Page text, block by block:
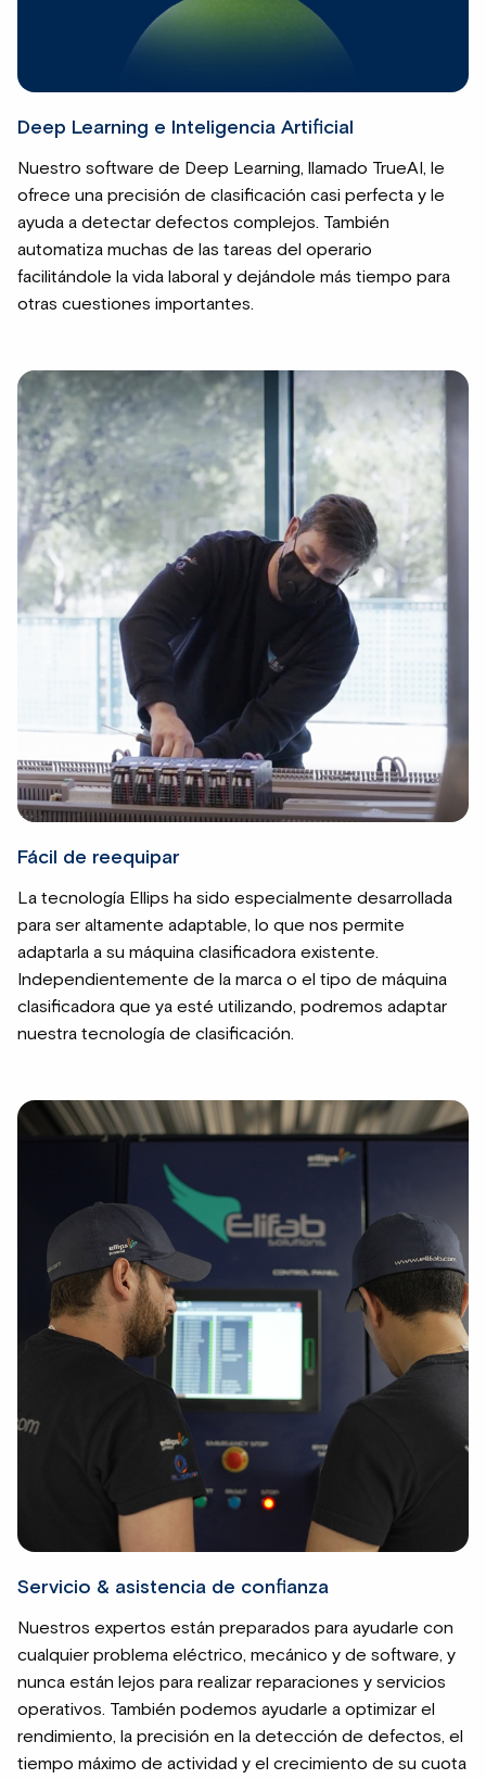
Deep Learning e Inteligencia Artificial
Nuestro software de Deep Learning, llamado TrueAI, le
ofrece una precisión de clasificación casi perfecta y le
ayuda a detectar defectos complejos. También
automatiza muchas de las tareas del operario
facilitándole la vida laboral y dejándole más tiempo para
otras cuestiones importantes.
Fácil de reequipar
La tecnología Ellips ha sido especialmente desarrollada
para ser altamente adaptable, lo que nos permite
adaptarla a su máquina clasificadora existente.
Independientemente de la marca o el tipo de máquina
clasificadora que ya esté utilizando, podremos adaptar
nuestra tecnología de clasificación.
Servicio & asistencia de confianza
Nuestros expertos están preparados para ayudarle con
cualquier problema eléctrico, mecánico y de software, y
nunca están lejos para realizar reparaciones y servicios
operativos. También podemos ayudarle a optimizar el
rendimiento, la precisión en la detección de defectos, el
tiempo máximo de actividad y el crecimiento de su cuota